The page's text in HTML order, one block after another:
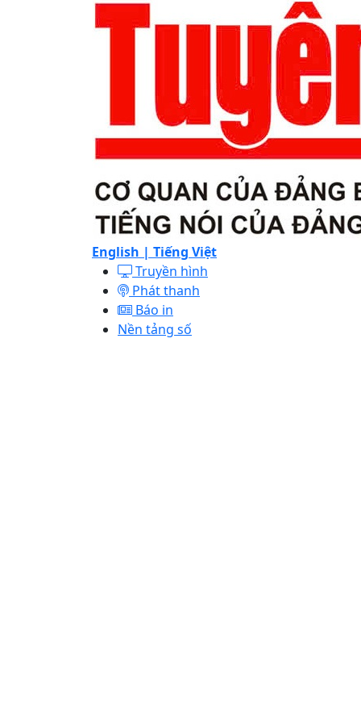
English | Tiếng Việt
Truyền hình
Phát thanh
Báo in
Nền tảng số